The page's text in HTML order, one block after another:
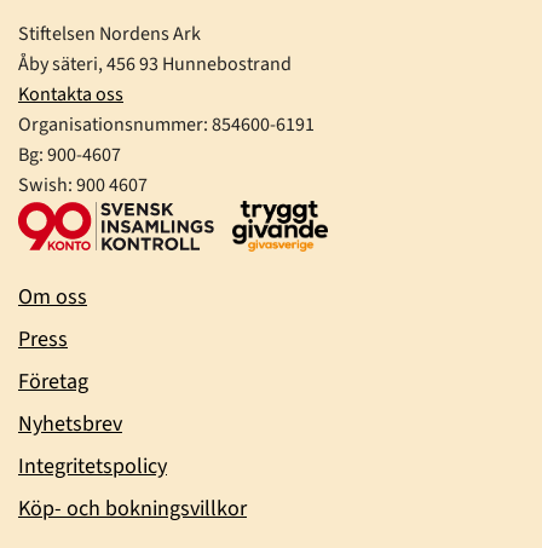
Stiftelsen Nordens Ark
Åby säteri, 456 93 Hunnebostrand
Kontakta oss
Organisationsnummer:854600-6191
Bg: 900-4607
Swish: 900 4607
Om oss
Press
Företag
Nyhetsbrev
Integritetspolicy
Köp- och bokningsvillkor